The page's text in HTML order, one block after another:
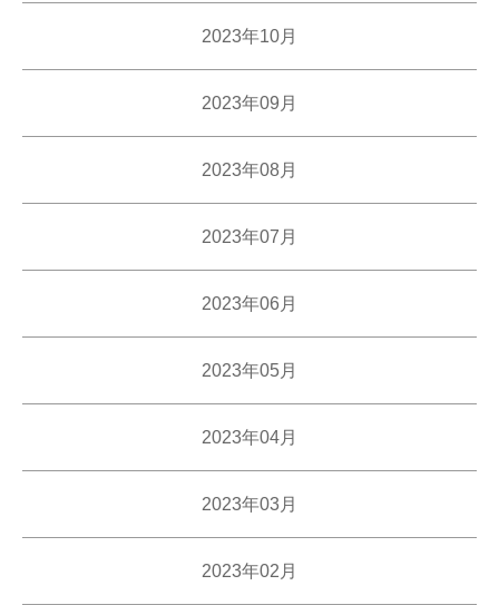
2023年10月
2023年09月
2023年08月
2023年07月
2023年06月
2023年05月
2023年04月
2023年03月
2023年02月